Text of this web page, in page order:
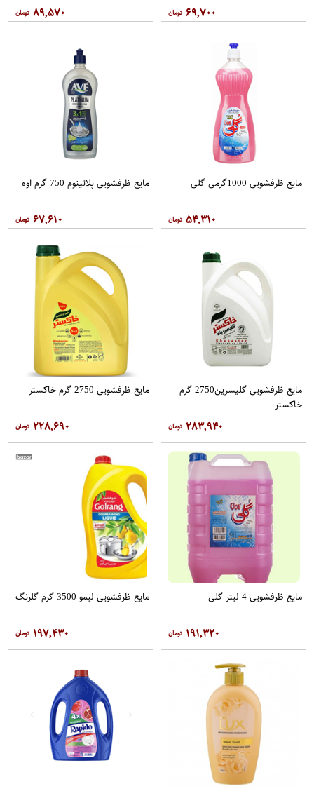
۶۹,۷۰۰ ۸۹,۵۷۰
مایع ظرفشویی 1000گرمی گلی
۵۴,۳۱۰
مایع ظرفشویی پلاتینوم 750 گرم اوه
۶۷,۶۱۰
مایع ظرفشویی گلیسرین2750 گرم
خاکستر
۲۸۳,۹۴۰
مایع ظرفشویی 2750 گرم خاکستر
۲۲۸,۶۹۰
مایع ظرفشویی 4 لیتر گلی
۱۹۱,۳۲۰
مایع ظرفشویی لیمو 3500 گرم گلرنگ
۱۹۷,۴۳۰